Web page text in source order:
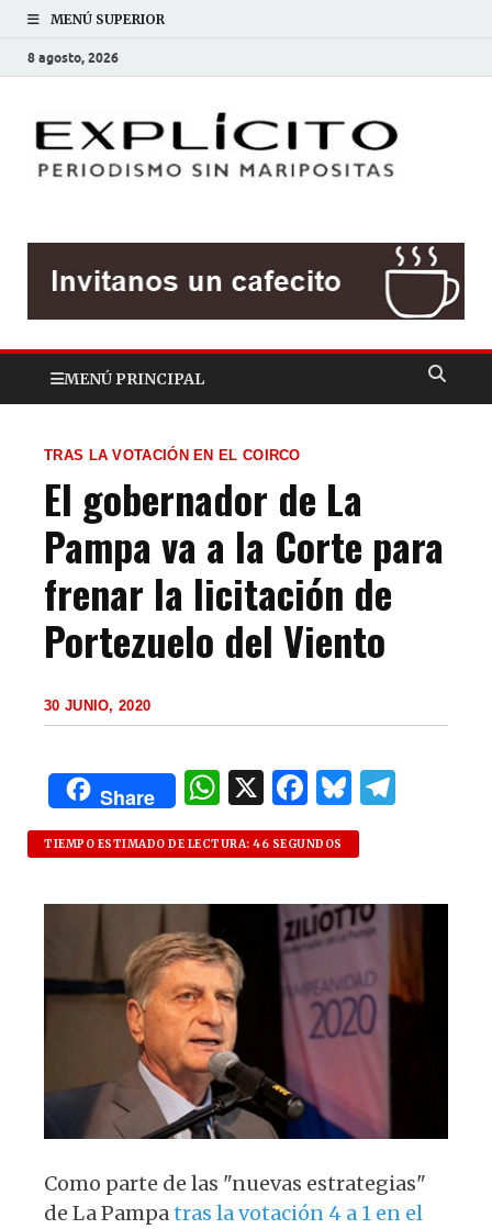
MENÚ SUPERIOR
8 agosto, 2026
MENÚ PRINCIPAL
TRAS LA VOTACIÓN EN EL COIRCO
El gobernador de La
Pampa va a la Corte para
frenar la licitación de
Portezuelo del Viento
30 JUNIO, 2020
Share
W
h
at
s
A
p
p
X F
a
c
e
b
o
o
k
B
lu
es
k
y
g
m
TIEMPO ESTIMADO DE LECTURA: 46 SEGUNDOS
Como parte de las "nuevas estrategias"
de La Pampatras la votación 4 a 1 en el